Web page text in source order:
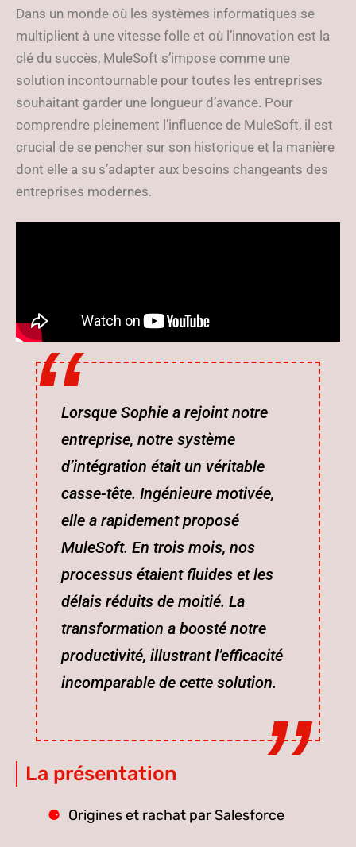
Dans un monde où les systèmes informatiques se
multiplient à une vitesse folle et où l’innovation est la
clé du succès, MuleSoft s’impose comme une
solution incontournable pour toutes les entreprises
souhaitant garder une longueur d’avance. Pour
comprendre pleinement l’influence de MuleSoft, il est
crucial de se pencher sur son historique et la manière
dont elle a su s’adapter aux besoins changeants des
entreprises modernes.
Lorsque Sophie a rejoint notre
entreprise, notre système
d’intégration était un véritable
casse-tête. Ingénieure motivée,
elle a rapidement proposé
MuleSoft. En trois mois, nos
processus étaient fluides et les
délais réduits de moitié. La
transformation a boosté notre
productivité, illustrant l’efficacité
incomparable de cette solution.
La présentation
Origines et rachat par Salesforce